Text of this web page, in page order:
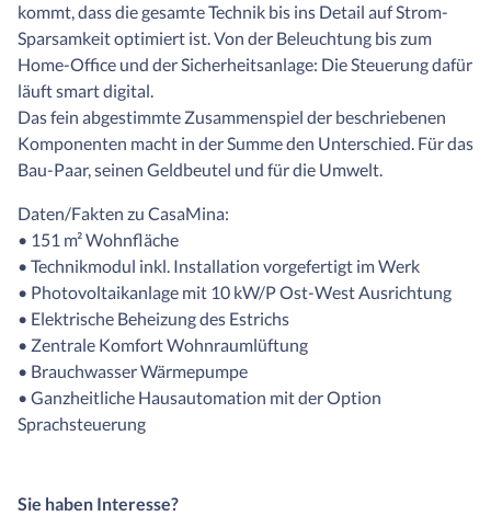
kommt, dass die gesamte Technik bis ins Detail auf Strom-
Sparsamkeit optimiert ist. Von der Beleuchtung bis zum
Home-Office und der Sicherheitsanlage: Die Steuerung dafür
läuft smart digital.
Das fein abgestimmte Zusammenspiel der beschriebenen
Komponenten macht in der Summe den Unterschied. Für das
Bau-Paar, seinen Geldbeutel und für die Umwelt.
Daten/Fakten zu CasaMina:
• 151 m² Wohnfläche
• Technikmodul inkl. Installation vorgefertigt im Werk
• Photovoltaikanlage mit 10 kW/P Ost-West Ausrichtung
• Elektrische Beheizung des Estrichs
• Zentrale Komfort Wohnraumlüftung
• Brauchwasser Wärmepumpe
• Ganzheitliche Hausautomation mit der Option
Sprachsteuerung
Sie haben Interesse?